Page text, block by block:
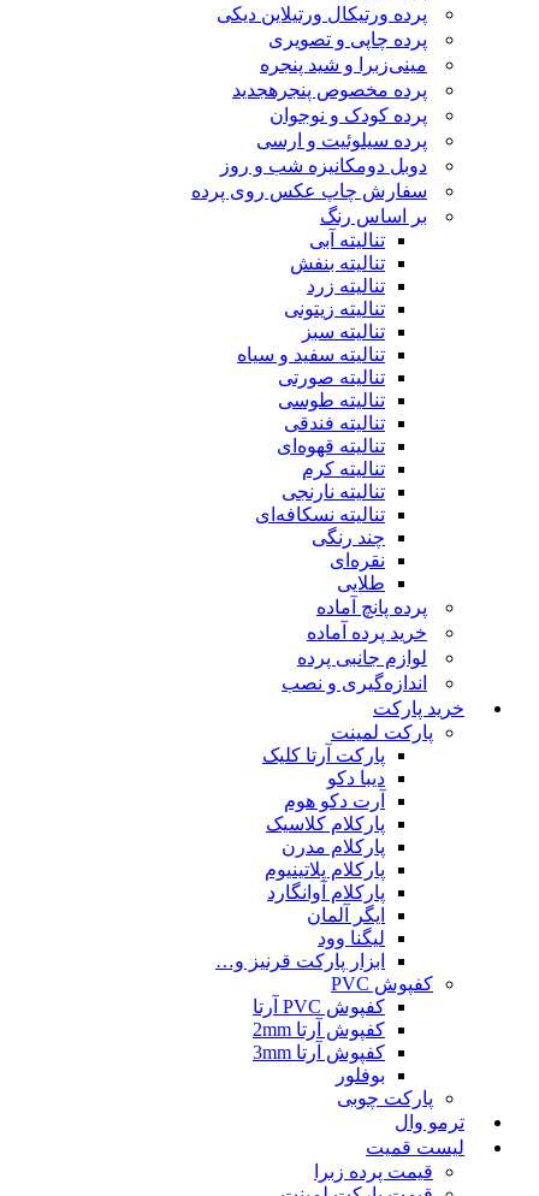
پرده ورتیکال ورتیلاین دیکی
پرده چاپی و تصویری
مینی‌زبرا و شید پنجره
پرده مخصوص پنجرهجدید
پرده کودک و نوجوان
پرده سیلوئیت و ارسی
دوبل دومکانیزه شب و روز
سفارش چاپ عکس روی پرده
بر اساس رنگ
تنالیته آبی
تنالیته بنفش
تنالیته زرد
تنالیته زیتونی
تنالیته سبز
تنالیته سفید و سیاه
تنالیته صورتی
تنالیته طوسی
تنالیته فندقی
تنالیته قهوه‌ای
تنالیته کرم
تنالیته نارنجی
تنالیته نسکافه‌ای
چند رنگی
نقره‌ای
طلایی
پرده پانچ آماده
خرید پرده آماده
لوازم جانبی پرده
اندازه‌گیری و نصب
خرید پارکت
پارکت لمینت
پارکت آرتا کلیک
دیبا دکو
آرت دکو هوم
پارکلام کلاسیک
پارکلام مدرن
پارکلام پلاتینیوم
پارکلام آوانگارد
ایگر آلمان
لیگنا وود
ابزار پارکت قرنیز و…
کفپوش PVC
کفپوش PVC آرتا
کفپوش آرتا 2mm
کفپوش آرتا 3mm
بوفلور
پارکت چوبی
ترمو وال
لیست قمیت
قیمت پرده زبرا